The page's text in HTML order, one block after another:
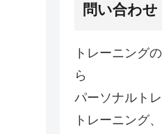
問い合わせ
トレーニング
ら
パーソナルト
トレーニング